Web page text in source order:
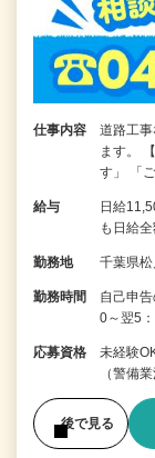
仕事内容
道路工
ます。
す」 「
給与
日給
も日給全
勤務地 千葉県
勤務時間
自己申
0～翌5
応募資格
未経験
（警備
後で見る